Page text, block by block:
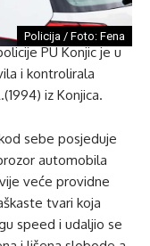
Policija / Foto: Fena
PU Konjic je u
i kontrolirala
iz Konjica.
sebe posjeduje
automobila
veće providne
tvari koja
speed i udaljio se